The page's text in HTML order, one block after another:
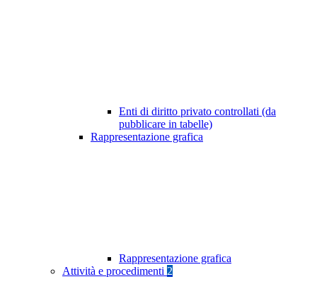
Enti di diritto privato controllati (da
pubblicare in tabelle)
Rappresentazione grafica
Rappresentazione grafica
Attività e procedimenti 2